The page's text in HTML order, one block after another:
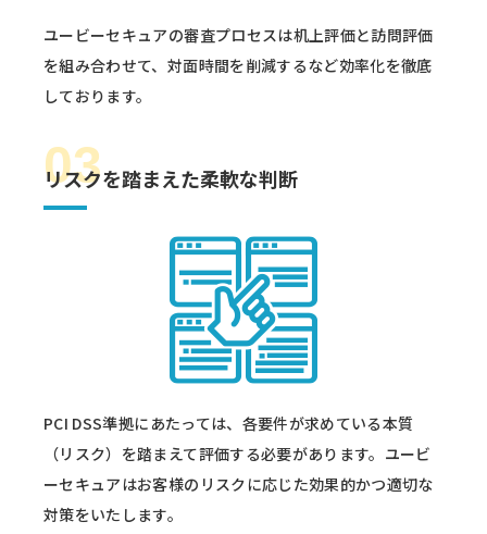
ユービーセキュアの審査プロセスは机上評価と訪問評価
を組み合わせて、対面時間を削減するなど効率化を徹底
しております。
03
リスクを踏まえた柔軟な判断
PCI DSS準拠にあたっては、各要件が求めている本質
（リスク）を踏まえて評価する必要があります。ユービ
ーセキュアはお客様のリスクに応じた効果的かつ適切な
対策をいたします。